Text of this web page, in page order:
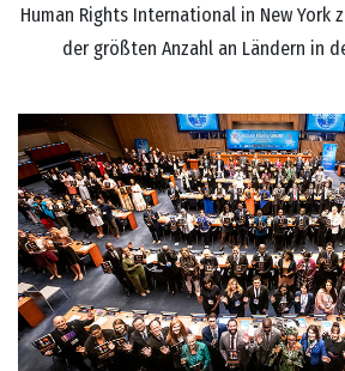
Human Rights International in New York
der größten Anzahl an Ländern in